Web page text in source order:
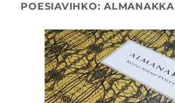
POESIAVIHKO: ALMANAKKA